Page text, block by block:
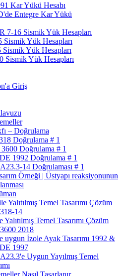
Kar Yükü Hesabı
Entegre Kar Yükü
7-16 Sismik Yük Hesapları
Sismik Yük Hesapları
Sismik Yük Hesapları
Sismik Yük Hesapları
Giriş
– Doğrulama
Doğrulama # 1
Doğrulama # 1
1992 Doğrulama # 1
14 Doğrulaması # 1
Örneği | Üstyapı reaksiyonunun
Yalıtılmış Temel Tasarımı Çözüm
14
Yalıtılmış Temel Tasarımı Çözüm
2018
uygun İzole Ayak Tasarımı 1992 &
1997
Uygun Yayılmış Temel